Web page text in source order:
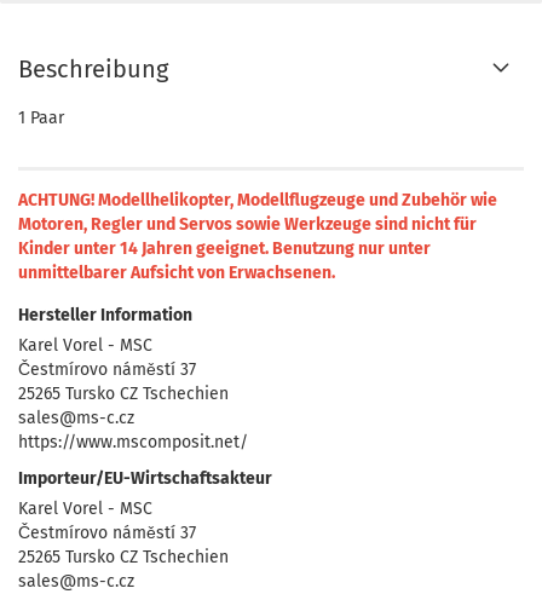
Beschreibung
1 Paar
ACHTUNG! Modellhelikopter, Modellflugzeuge und Zubehör wie
Motoren, Regler und Servos sowie Werkzeuge sind nicht für
Kinder unter 14 Jahren geeignet. Benutzung nur unter
unmittelbarer Aufsicht von Erwachsenen.
Hersteller Information
Karel Vorel - MSC
Čestmírovo náměstí 37
25265 Tursko CZ Tschechien
sales@ms-c.cz
https://www.mscomposit.net/
Importeur/EU-Wirtschaftsakteur
Karel Vorel - MSC
Čestmírovo náměstí 37
25265 Tursko CZ Tschechien
sales@ms-c.cz